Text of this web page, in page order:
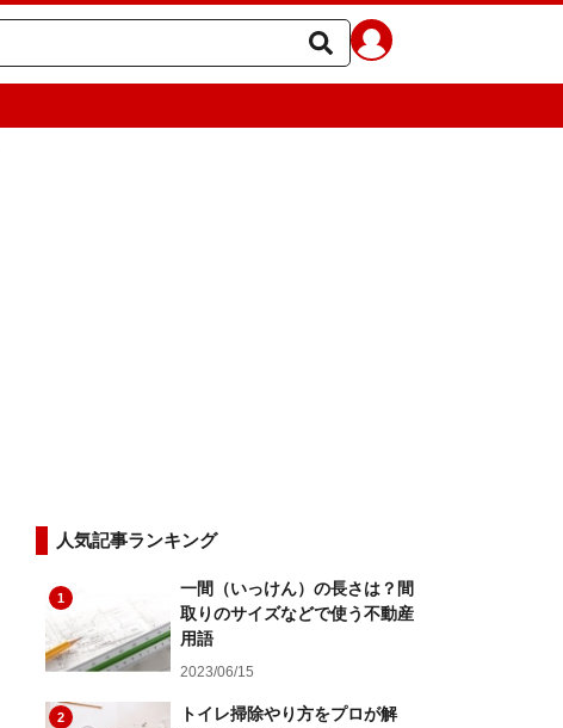
人気記事ランキング
1
一間（いっけん）の長さは？間
取りのサイズなどで使う不動産
用語
2023/06/15
2
トイレ掃除やり方をプロが解